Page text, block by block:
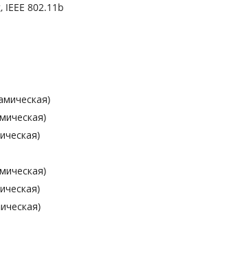
IEEE 802.11b